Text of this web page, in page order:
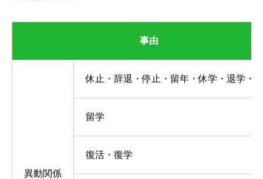
事由
異動関係
休止・辞退・停止・留年・休学・退学・
留学
復活・復学